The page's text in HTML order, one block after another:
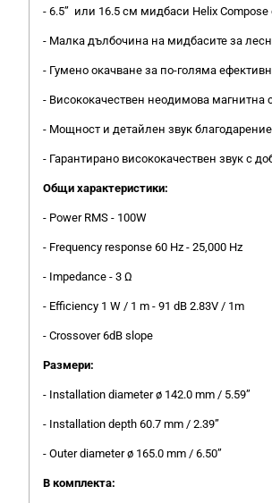
- 6.5” или 16.5 см мидбаси Helix
- Малка дълбочина на мидбасите за
- Гумено окачване за по-голяма
- Висококачествен неодимова магнитна
- Мощност и детайлен звук
- Гарантирано висококачествен звук с
Общи характеристики:
- Power RMS - 100W
- Frequency response 60 Hz - 25,000 Hz
- Impedance - 3 Ω
- Efficiency 1 W / 1 m - 91 dB 2.83V / 1m
- Crossover 6dB slope
Размери:
- Installation diameter ø 142.0 mm / 5.59”
- Installation depth 60.7 mm / 2.39”
- Outer diameter ø 165.0 mm / 6.50”
В комплекта: